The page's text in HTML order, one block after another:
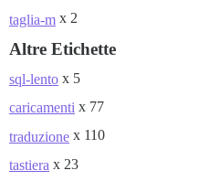
taglia-m x 2
Altre Etichette
sql-lento x 5
caricamenti x 77
traduzione x 110
tastiera x 23